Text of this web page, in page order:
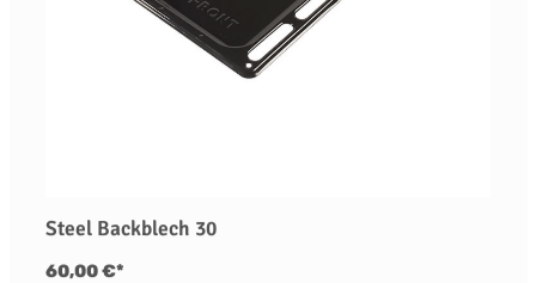
Steel Backblech 30
60,00 €*